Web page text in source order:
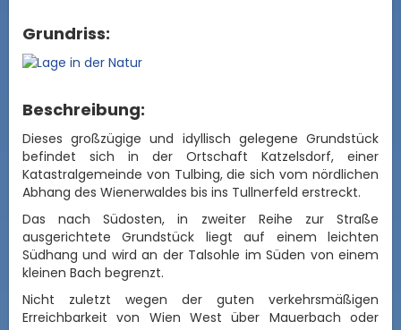
Grundriss:
Beschreibung:
Dieses großzügige und idyllisch gelegene Grundstück
befindet sich in der Ortschaft Katzelsdorf, einer
Katastralgemeinde von Tulbing, die sich vom nördlichen
Abhang des Wienerwaldes bis ins Tullnerfeld erstreckt.
Das nach Südosten, in zweiter Reihe zur Straße
ausgerichtete Grundstück liegt auf einem leichten
Südhang und wird an der Talsohle im Süden von einem
kleinen Bach begrenzt.
Nicht zuletzt wegen der guten verkehrsmäßigen
Erreichbarkeit von Wien West über Mauerbach oder